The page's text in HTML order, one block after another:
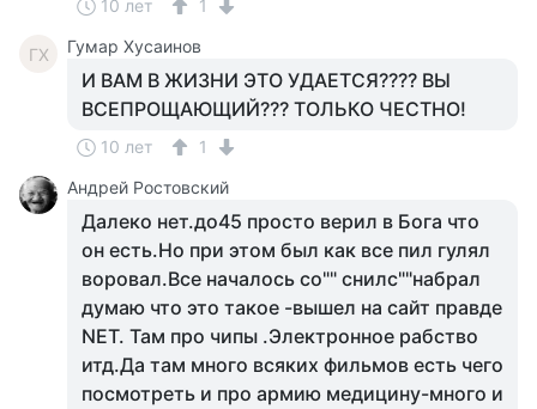
10 лет 1
ГХ Гумар Хусаинов
И ВАМ В ЖИЗНИ ЭТО УДАЕТСЯ???? ВЫ
ВСЕПРОЩАЮЩИЙ??? ТОЛЬКО ЧЕСТНО!
10 лет
1
Андрей Ростовский
Далеко нет.до45 просто верил в Бога что
он есть.Но при этом был как все пил гулял
воровал.Все началось со"" снилс""набрал
думаю что это такое -вышел на сайт прaвде
NET. Там про чипы .Электронное рабство
итд.Да там много всяких фильмов есть чего
посмотреть и про армию медицину-много и